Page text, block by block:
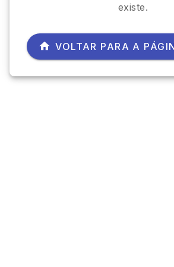
existe.
VOLTAR PARA A